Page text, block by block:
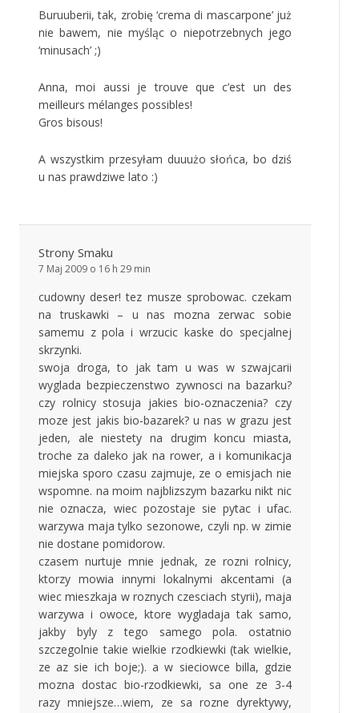
Buruuberii, tak, zrobię ‘crema di mascarpone’ już
nie bawem, nie myśląc o niepotrzebnych jego
‘minusach’ ;)
Anna, moi aussi je trouve que c’est un des
meilleurs mélanges possibles!
Gros bisous!
A wszystkim przesyłam duuużo słońca, bo dziś
u nas prawdziwe lato :)
Strony Smaku
7 Maj 2009 o 16 h 29 min
cudowny deser! tez musze sprobowac. czekam
na truskawki – u nas mozna zerwac sobie
samemu z pola i wrzucic kaske do specjalnej
skrzynki.
swoja droga, to jak tam u was w szwajcarii
wyglada bezpieczenstwo zywnosci na bazarku?
czy rolnicy stosuja jakies bio-oznaczenia? czy
moze jest jakis bio-bazarek? u nas w grazu jest
jeden, ale niestety na drugim koncu miasta,
troche za daleko jak na rower, a i komunikacja
miejska sporo czasu zajmuje, ze o emisjach nie
wspomne. na moim najblizszym bazarku nikt nic
nie oznacza, wiec pozostaje sie pytac i ufac.
warzywa maja tylko sezonowe, czyli np. w zimie
nie dostane pomidorow.
czasem nurtuje mnie jednak, ze rozni rolnicy,
ktorzy mowia innymi lokalnymi akcentami (a
wiec mieszkaja w roznych czesciach styrii), maja
warzywa i owoce, ktore wygladaja tak samo,
jakby byly z tego samego pola. ostatnio
szczegolnie takie wielkie rzodkiewki (tak wielkie,
ze az sie ich boje;). a w sieciowce billa, gdzie
mozna dostac bio-rzodkiewki, sa one ze 3-4
razy mniejsze…wiem, ze sa rozne dyrektywy,